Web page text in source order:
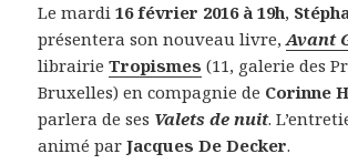
Le mardi16 février 2016 à 19h,
présentera son nouveau livre,Avant
librairieTropismes (11, galerie des
Bruxelles) en compagnie de Corinne
parlera de ses Valets de nuit.
animé parJacques De Decker.